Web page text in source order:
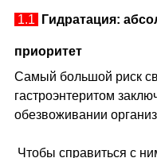
1.1 Гидратация:
приоритет
Самый большой риск
гастроэнтеритом
обезвоживании